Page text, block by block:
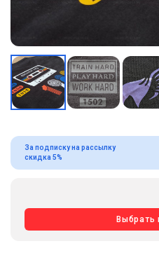
За подписку на рассылку
скидка 5%
Выбрать